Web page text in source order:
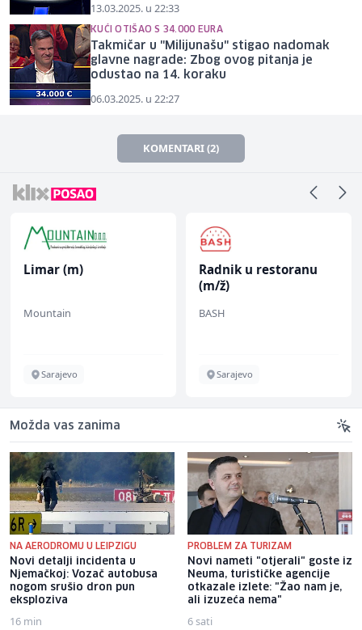
13.03.2025. u 22:33
KUĆI OTIŠAO S 34.000 EURA
Takmičar u "Milijunašu" stigao nadomak
glavne nagrade: Zbog ovog pitanja je
odustao na 14. koraku
06.03.2025. u 22:27
KOMENTARI (2)
Limar (m)
Mountain
Sarajevo
Radnik u restoranu
(m/ž)
BASH
Sarajevo
Možda vas zanima
NA AERODROMU U LEIPZIGU
Novi detalji incidenta u
Njemačkoj: Vozač autobusa
nogom srušio dron pun
eksploziva
16 min
PROBLEM ZA TURIZAM
Novi nameti "otjerali" goste iz
Neuma, turističke agencije
otkazale izlete: "Žao nam je,
ali izuzeća nema"
6 sati